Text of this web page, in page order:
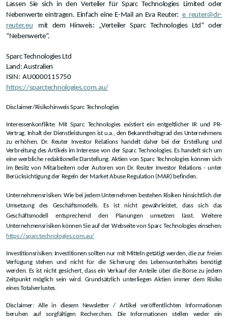
Lassen Sie sich in den Verteiler für Sparc Technologies Limited oder
Nebenwerte eintragen. Einfach eine E-Mail an Eva Reuter: e_reuter@dr-
reuter.eu
mit dem Hinweis: „Verteiler Sparc Technologies Ltd“ oder
“Nebenwerte”.
Sparc Technologies Ltd
Land: Australien
ISIN: AU0000115750
https://sparctechnologies.com.au/
Disclaimer/Risikohinweis Sparc Technologies
Interessenkonflikte: Mit Sparc Technologies existiert ein entgeltlicher IR und PR-
Vertrag. Inhalt der Dienstleistungen ist u.a., den Bekanntheitsgrad des Unternehmens
zu erhöhen. Dr. Reuter Investor Relations handelt daher bei der Erstellung und
Verbreitung des Artikels im Interesse von der Sparc Technologies. Es handelt sich um
eine werbliche redaktionelle Darstellung. Aktien von Sparc Technologies können sich
im Besitz von Mitarbeitern oder Autoren von Dr. Reuter Investor Relations - unter
Berücksichtigung der Regeln der Market Abuse Regulation (MAR) befinden.
Unternehmensrisiken: Wie bei jedem Unternehmen bestehen Risiken hinsichtlich der
Umsetzung des Geschäftsmodells. Es ist nicht gewährleistet, dass sich das
Geschäftsmodell entsprechend den Planungen umsetzen lässt. Weitere
Unternehmensrisiken können Sie auf der Webseite von Sparc Technologies einsehen:
https://sparctechnologies.com.au/
Investitionsrisiken: Investitionen sollten nur mit Mitteln getätigt werden, die zur freien
Verfügung stehen und nicht für die Sicherung des Lebensunterhaltes benötigt
werden. Es ist nicht gesichert, dass ein Verkauf der Anteile über die Börse zu jedem
Zeitpunkt möglich sein wird. Grundsätzlich unterliegen Aktien immer dem Risiko
eines Totalverlustes.
Disclaimer: Alle in diesem Newsletter / Artikel veröffentlichten Informationen
beruhen auf sorgfältigen Recherchen. Die Informationen stellen weder ein